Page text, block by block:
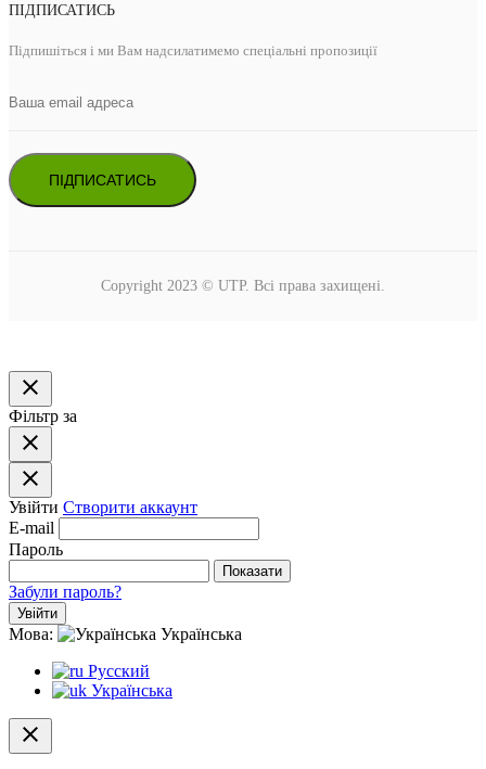
ПІДПИСАТИСЬ
Підпишіться і ми Вам надсилатимемо спеціальні пропозиції
ПІДПИСАТИСЬ
Copyright 2023 © UTP. Всі права захищені.
close
Фільтр за
close
close
Увійти Створити аккаунт
E-mail
Пароль
Показати
Забули пароль?
Увійти
Мова:
Українська
Русский
Українська
close